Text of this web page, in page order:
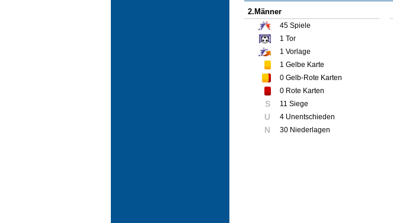
2.Männer
45 Spiele
1 Tor
1 Vorlage
1 Gelbe Karte
0 Gelb-Rote Karten
0 Rote Karten
S 11 Siege
U 4 Unentschieden
N 30 Niederlagen